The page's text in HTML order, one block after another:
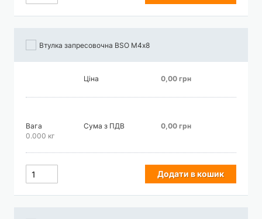
Втулка запресовочна BSO М4х8
Ціна 0,00 грн
Вага
0.000 кг
Сума з ПДВ 0,00 грн
Додати в кошик